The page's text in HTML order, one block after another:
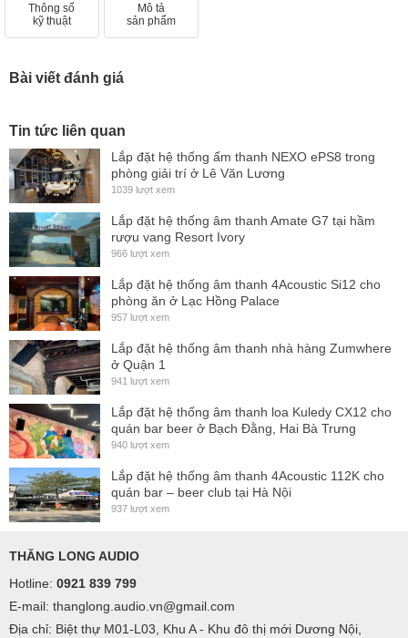
Thông số
kỹ thuật
Mô tả
sản phẩm
Bài viết đánh giá
Tin tức liên quan
Lắp đặt hệ thống ấm thanh NEXO ePS8 trong
phòng giải trí ở Lê Văn Lương
1039 lượt xem
Lắp đặt hệ thống âm thanh Amate G7 tại hầm
rượu vang Resort Ivory
966 lượt xem
Lắp đặt hệ thống âm thanh 4Acoustic Si12 cho
phòng ăn ở Lạc Hồng Palace
957 lượt xem
Lắp đặt hệ thống âm thanh nhà hàng Zumwhere
ở Quận 1
941 lượt xem
Lắp đặt hệ thống âm thanh loa Kuledy CX12 cho
quán bar beer ở Bạch Đằng, Hai Bà Trưng
940 lượt xem
Lắp đặt hệ thống âm thanh 4Acoustic 112K cho
quán bar – beer club tại Hà Nội
937 lượt xem
THĂNG LONG AUDIO
Hotline: 0921 839 799
E-mail: thanglong.audio.vn@gmail.com
Địa chỉ: Biệt thự M01-L03, Khu A - Khu đô thị mới Dương Nội,